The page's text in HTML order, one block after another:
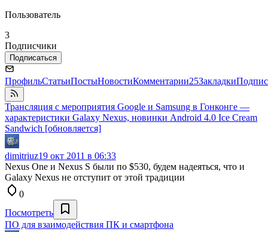
Пользователь
3
Подписчики
Подписаться
ПрофильСтатьиПостыНовостиКомментарии25Закладки
Трансляция с мероприятия Google и Samsung в Гонконге —
характеристики Galaxy Nexus, новинки Android 4.0 Ice Cream
Sandwich [обновляется]
dimitriuz19 окт 2011 в 06:33
Nexus One и Nexus S были по $530, будем надеяться, что и
Galaxy Nexus не отступит от этой традиции
0
Посмотреть
ПО для взаимодействия ПК и смартфона